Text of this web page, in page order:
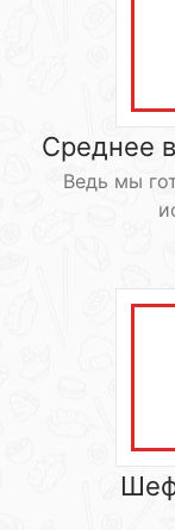
Среднее
Ведь мы